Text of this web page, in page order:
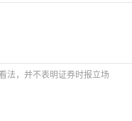
法，并不表明证券时报立场